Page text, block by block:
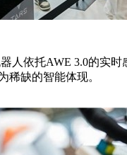
依托AWE 3.0的实
稀缺的智能体现。